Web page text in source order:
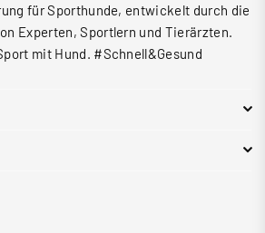
für Sporthunde, entwickelt durch die
Experten, Sportlern und Tierärzten.
mit Hund. #Schnell&Gesund